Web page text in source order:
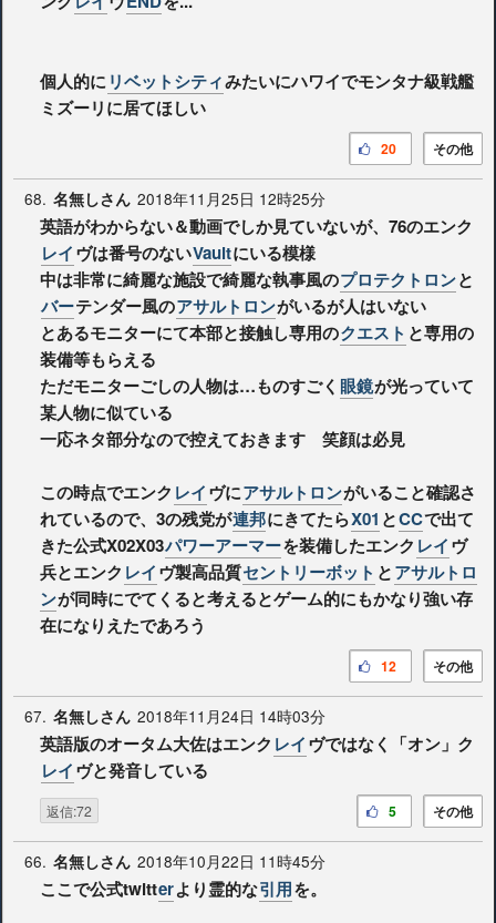
個人的にリベットシティみたいにハワイでモンタナ級戦艦
ミズーリに居てほしい
その他
20
68. 名無しさん 2018年11月25日 12時25分
英語がわからない＆動画でしか見ていないが、76のエンク
レイヴは番号のないVaultにいる模様
中は非常に綺麗な施設で綺麗な執事風のプロテクトロンと
バーテンダー風のアサルトロンがいるが人はいない
とあるモニターにて本部と接触し専用のクエスト と専用の
装備等もらえる
ただモニターごしの人物は…ものすごく 眼鏡が光っていて
某人物に似ている
一応ネタ部分なので控えておきます 笑顔は必見
この時点でエンク レイヴにアサルトロンがいること確認さ
れているので、3の残党が連邦にきてたらX01 とCCで出て
きた公式X02X03パワーアーマーを装備したエンク レイヴ
兵とエンク レイヴ製高品質セントリーボット とアサルトロ
ンが同時にでてくると考えるとゲーム的にもかなり強い存
在になりえたであろう
その他
12
67. 名無しさん 2018年11月24日 14時03分
英語版のオータム大佐はエンク レイヴではなく「オン」ク
レイヴと発音している
返信:72 その他
5
66. 名無しさん 2018年10月22日 11時45分
ここで公式twitterより霊的な引用を。